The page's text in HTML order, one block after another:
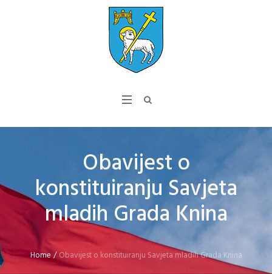
Obavijest o
konstituiranju Savjeta
mladih Grada Knina
Home/Obavijest o konstituiranju Savjeta mladih Grada Knina